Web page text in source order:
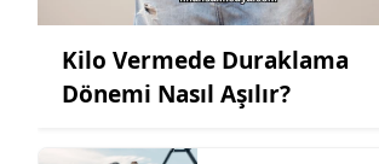
Kilo Vermede Duraklama
Dönemi Nasıl Aşılır?